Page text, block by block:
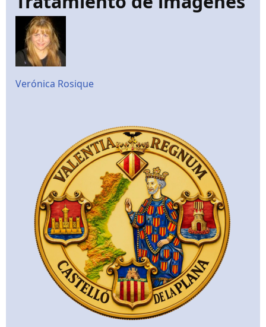
Verónica Rosique